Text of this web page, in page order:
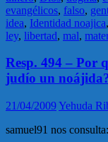
evangélicos, falso,
idea, Identidad noajica,
ley, libertad, mal,
Resp. 494 – Por
judío un
21/04/2009Yehuda
samuel91 nos consulta: